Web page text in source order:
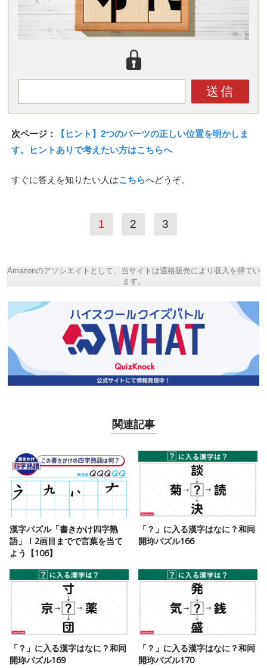
送信
次ページ：
【ヒント】2つのパーツの正しい位置を明かしま
す。ヒントありで考えたい方はこちらへ
すぐに答えを知りたい人はこちらへどうぞ。
1 2 3
Amazonのアソシエイトとして、当サイトは適格販売により収入を得てい
ます。
関連記事
漢字パズル「書きかけ四字熟
語」！2画目までで言葉を当て
よう【106】
「？」に入る漢字はなに？和同
開珎パズル166
「？」に入る漢字はなに？和同
開珎パズル169
「？」に入る漢字はなに？和同
開珎パズル170